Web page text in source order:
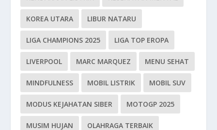
KOREA UTARA LIBUR NATARU
LIGA CHAMPIONS 2025 LIGA TOP EROPA
LIVERPOOL MARC MARQUEZ MENU SEHAT
MINDFULNESS MOBIL LISTRIK MOBIL SUV
MODUS KEJAHATAN SIBER MOTOGP 2025
MUSIM HUJAN OLAHRAGA TERBAIK